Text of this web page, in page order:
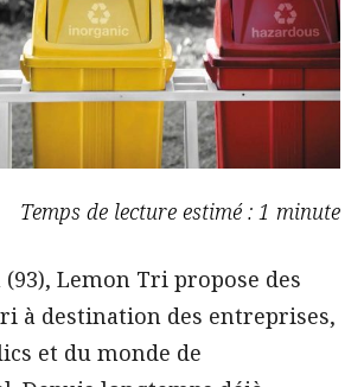
Temps de lecture estimé : 1 minute
Lemon Tri propose des
à destination des entreprises,
et du monde de